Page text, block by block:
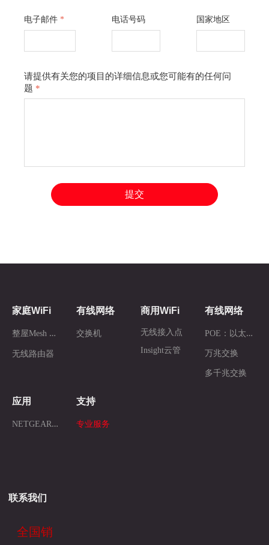
电子邮件 * 电话号码 国家地区
请提供有关您的项目的详细信息或您可能有的任何问
题 *
提交
家庭WiFi
整
屋Mesh WiFi
无线路由器
联系我们
全国销
有线网络
交换机
商用WiFi
无线接入点
Insight云管
有线网络
P
OE：以太网供电
万兆交换
多千兆交换
应用
N
ETGEAR AV
支持
专业服务